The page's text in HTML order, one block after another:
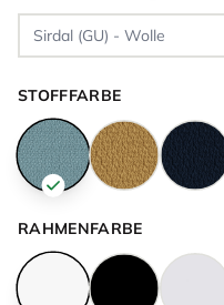
STOFFFARBE
RAHMENFARBE